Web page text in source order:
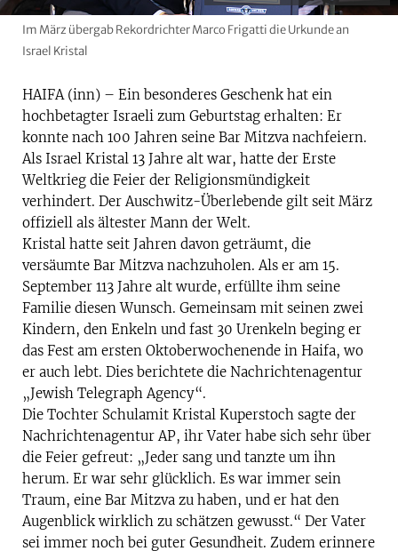
Im März übergab Rekordrichter Marco Frigatti die Urkunde an
Israel Kristal
HAIFA (inn) – Ein besonderes Geschenk hat ein
hochbetagter Israeli zum Geburtstag erhalten: Er
konnte nach 100 Jahren seine Bar Mitzva nachfeiern.
Als Israel Kristal 13 Jahre alt war, hatte der Erste
Weltkrieg die Feier der Religionsmündigkeit
verhindert. Der Auschwitz-Überlebende gilt seit März
offiziell als ältester Mann der Welt.
Kristal hatte seit Jahren davon geträumt, die
versäumte Bar Mitzva nachzuholen. Als er am 15.
September 113 Jahre alt wurde, erfüllte ihm seine
Familie diesen Wunsch. Gemeinsam mit seinen zwei
Kindern, den Enkeln und fast 30 Urenkeln beging er
das Fest am ersten Oktoberwochenende in Haifa, wo
er auch lebt. Dies berichtete die Nachrichtenagentur
„Jewish Telegraph Agency“.
Die Tochter Schulamit Kristal Kuperstoch sagte der
Nachrichtenagentur AP, ihr Vater habe sich sehr über
die Feier gefreut: „Jeder sang und tanzte um ihn
herum. Er war sehr glücklich. Es war immer sein
Traum, eine Bar Mitzva zu haben, und er hat den
Augenblick wirklich zu schätzen gewusst.“ Der Vater
sei immer noch bei guter Gesundheit. Zudem erinnere